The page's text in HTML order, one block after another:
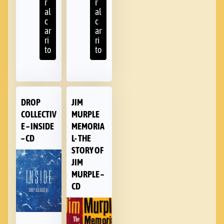
r
al
c
ar
ri
to
r
al
c
ar
ri
to
DROP
COLLECTIV
E – INSIDE
– CD
JIM
MURPLE
MEMORIA
L- THE
STORY OF
JIM
MURPLE –
CD